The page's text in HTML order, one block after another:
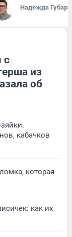
Надежда Губарь
с
из
об
кабачков
которая
как их